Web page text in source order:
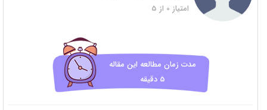
امتیاز 0 از 5
مدت زمان مطالعه این مقاله
5 دقیقه